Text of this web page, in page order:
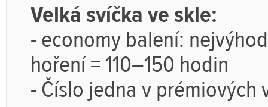
Velká svíčka ve skle:
-economy balení:
hoření= 110–150 hodin
-Číslo jedna v prémiových